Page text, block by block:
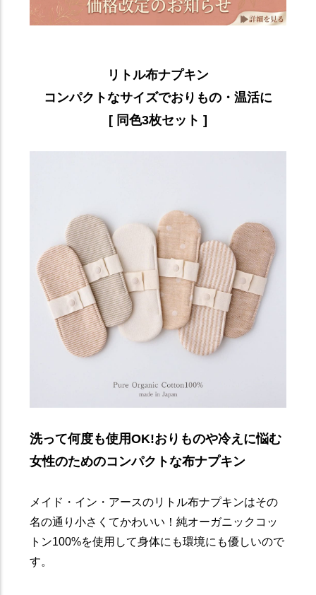
リトル布ナプキン
コンパクトなサイズでおりもの・温活に
[ 同色3枚セット ]
洗って何度も使用OK!おりものや冷えに悩む
女性のためのコンパクトな布ナプキン
メイド・イン・アースのリトル布ナプキンはその
名の通り小さくてかわいい！純オーガニックコッ
トン100%を使用して身体にも環境にも優しいので
す。